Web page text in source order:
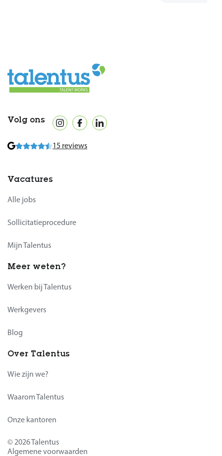
Volg ons
15 reviews
Vacatures
Alle jobs
Sollicitatieprocedure
Mijn Talentus
Meer weten?
Werken bij Talentus
Werkgevers
Blog
Over Talentus
Wie zijn we?
Waarom Talentus
Onze kantoren
© 2026 Talentus
Algemene voorwaarden